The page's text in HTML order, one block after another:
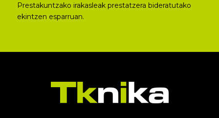
Prestakuntzako irakasleak prestatzera bideratutako
ekintzen esparruan.